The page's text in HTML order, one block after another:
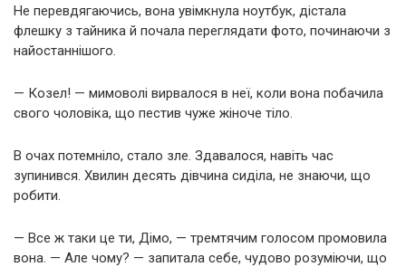
Не перевдягаючись, вона увімкнула ноутбук, дістала
флешку з тайника й почала переглядати фото, починаючи з
найостаннішого.
— Козел! — мимоволі вирвалося в неї, коли вона побачила
свого чоловіка, що пестив чуже жіноче тіло.
В очах потемніло, стало зле. Здавалося, навіть час
зупинився. Хвилин десять дівчина сиділа, не знаючи, що
робити.
— Все ж таки це ти, Дімо, — тремтячим голосом промовила
вона. — Але чому? — запитала себе, чудово розуміючи, що